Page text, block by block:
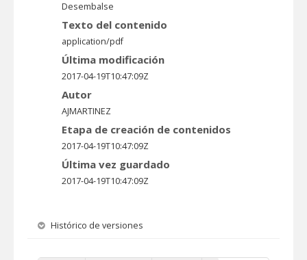
Desembalse
Texto del contenido
application/pdf
Última modificación
2017-04-19T10:47:09Z
Autor
AJMARTINEZ
Etapa de creación de contenidos
2017-04-19T10:47:09Z
Última vez guardado
2017-04-19T10:47:09Z
Histórico de versiones